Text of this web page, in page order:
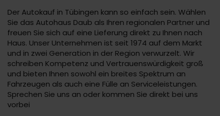
Der Autokauf in Tübingen kann so einfach sein. Wählen
Sie das Autohaus Daub als Ihren regionalen Partner und
freuen Sie sich auf eine Lieferung direkt zu Ihnen nach
Haus. Unser Unternehmen ist seit 1974 auf dem Markt
und in zwei Generation in der Region verwurzelt. Wir
schreiben Kompetenz und Vertrauenswürdigkeit groß
und bieten Ihnen sowohl ein breites Spektrum an
Fahrzeugen als auch eine Fülle an Serviceleistungen.
Sprechen Sie uns an oder kommen Sie direkt bei uns
vorbei